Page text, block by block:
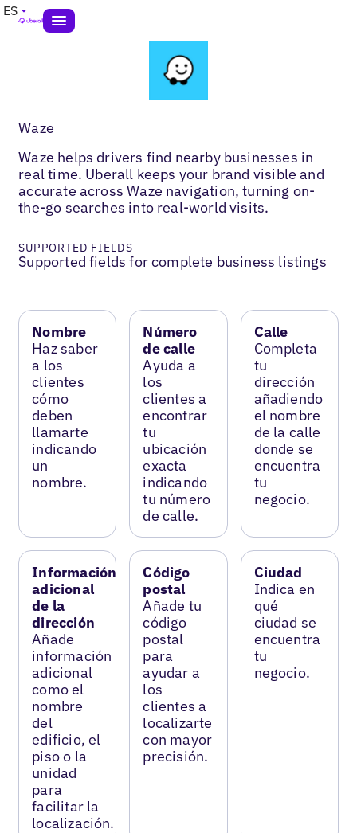
ES
Waze
Waze helps drivers find nearby businesses in
real time. Uberall keeps your brand visible and
accurate across Waze navigation, turning on-
the-go searches into real-world visits.
SUPPORTED FIELDS
Supported fields for complete business listings
Nombre
Haz saber
a los
clientes
cómo
deben
llamarte
indicando
un
nombre.
Número
de calle
Ayuda a
los
clientes a
encontrar
tu
ubicación
exacta
indicando
tu número
de calle.
Calle
Completa
tu
dirección
añadiendo
el nombre
de la calle
donde se
encuentra
tu
negocio.
Información
adicional
de la
dirección
Añade
información
adicional
como el
nombre
del
edificio, el
piso o la
unidad
para
facilitar la
localización.
Código
postal
Añade tu
código
postal
para
ayudar a
los
clientes a
localizarte
con mayor
precisión.
Ciudad
Indica en
qué
ciudad se
encuentra
tu
negocio.